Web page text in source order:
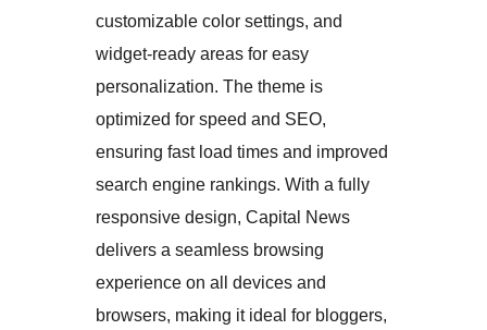
customizable color settings, and
widget-ready areas for easy
personalization. The theme is
optimized for speed and SEO,
ensuring fast load times and improved
search engine rankings. With a fully
responsive design, Capital News
delivers a seamless browsing
experience on all devices and
browsers, making it ideal for bloggers,